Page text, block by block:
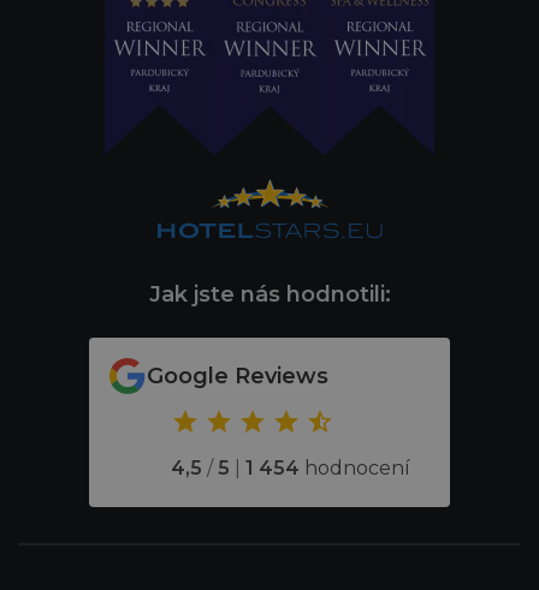
Jak jste nás hodnotili:
Google Reviews
4,5 / 5 1 454 hodnocení